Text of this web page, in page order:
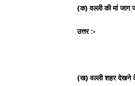
(क) वल्ली की मां जाग
उत्तर :-
(ख) वल्ली शहर देखने